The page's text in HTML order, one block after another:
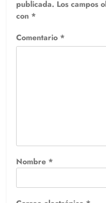
publicada. Los campos
con *
Comentario *
Nombre *